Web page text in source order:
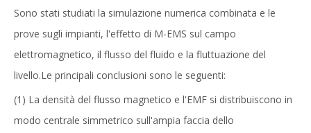
Sono stati studiati la simulazione numerica combinata e le
prove sugli impianti, l'effetto di M-EMS sul campo
elettromagnetico, il flusso del fluido e la fluttuazione del
livello.Le principali conclusioni sono le seguenti:
(1) La densità del flusso magnetico e l'EMF si distribuiscono in
modo centrale simmetrico sull'ampia faccia dello